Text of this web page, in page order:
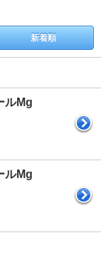
新着順
ルMg
ルMg